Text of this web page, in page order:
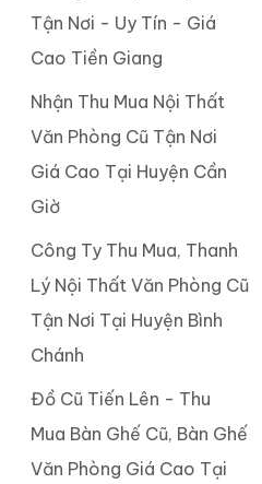
Tận Nơi - Uy Tín - Giá
Cao Tiền Giang
Nhận Thu Mua Nội Thất
Văn Phòng Cũ Tận Nơi
Giá Cao Tại Huyện Cần
Giờ
Công Ty Thu Mua, Thanh
Lý Nội Thất Văn Phòng Cũ
Tận Nơi Tại Huyện Bình
Chánh
Đồ Cũ Tiến Lên - Thu
Mua Bàn Ghế Cũ, Bàn Ghế
Văn Phòng Giá Cao Tại